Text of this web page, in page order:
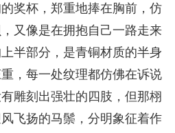
奖杯，郑重地捧在胸前，仿
又像是在拥抱自己一路走来
半部分，是青铜材质的半身
，每一处纹理都仿佛在诉说
雕刻出强壮的四肢，但那栩
飞扬的马鬃，分明象征着作